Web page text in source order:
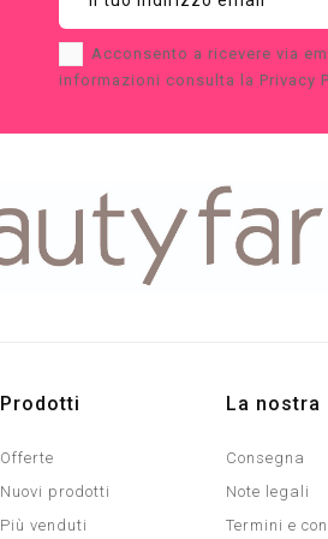
Acconsento a ricevere via
informazioni consulta la Privacy
Prodotti
Offerte
Nuovi prodotti
Più venduti
La nostra
Consegna
Note legali
Termini e